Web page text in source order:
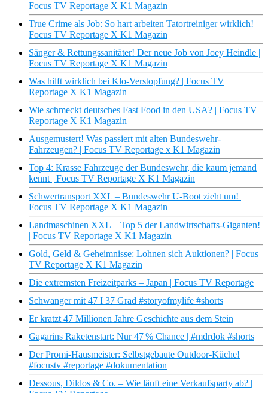
Focus TV Reportage X K1 Magazin
True Crime als Job: So hart arbeiten Tatortreiniger wirklich! |
Focus TV Reportage X K1 Magazin
Sänger & Rettungssanitäter! Der neue Job von Joey Heindle |
Focus TV Reportage X K1 Magazin
Was hilft wirklich bei Klo-Verstopfung? | Focus TV
Reportage X K1 Magazin
Wie schmeckt deutsches Fast Food in den USA? | Focus TV
Reportage X K1 Magazin
Ausgemustert! Was passiert mit alten Bundeswehr-
Fahrzeugen? | Focus TV Reportage x K1 Magazin
Top 4: Krasse Fahrzeuge der Bundeswehr, die kaum jemand
kennt | Focus TV Reportage X K1 Magazin
Schwertransport XXL – Bundeswehr U-Boot zieht um! |
Focus TV Reportage X K1 Magazin
Landmaschinen XXL – Top 5 der Landwirtschafts-Giganten!
| Focus TV Reportage X K1 Magazin
Gold, Geld & Geheimnisse: Lohnen sich Auktionen? | Focus
TV Reportage X K1 Magazin
Die extremsten Freizeitparks – Japan | Focus TV Reportage
Schwanger mit 47 I 37 Grad #storyofmylife #shorts
Er kratzt 47 Millionen Jahre Geschichte aus dem Stein
Gagarins Raketenstart: Nur 47 % Chance | #mdrdok #shorts
Der Promi-Hausmeister: Selbstgebaute Outdoor-Küche!
#focustv #reportage #dokumentation
Dessous, Dildos & Co. – Wie läuft eine Verkaufsparty ab? |